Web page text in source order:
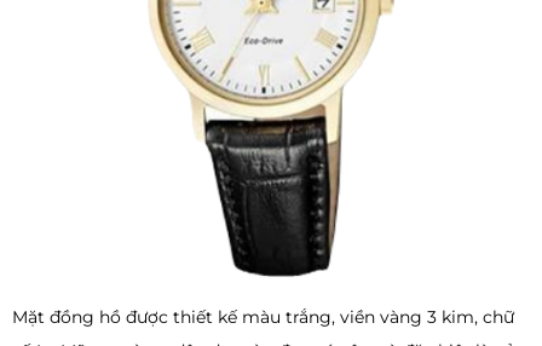
Mặt đồng hồ được thiết kế màu trắng, viền vàng 3 kim, chữ